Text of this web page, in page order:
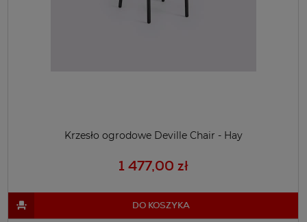
Krzesło ogrodowe Deville Chair - Hay
1 477,00 zł
DO KOSZYKA